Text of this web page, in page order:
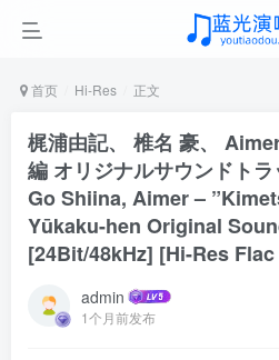
首页 Hi-Res 正文
梶浦由記、 椎名 豪、
編 オリジナルサウンドト
Go Shiina, Aimer –
Yūkaku-hen Original
[24Bit/48kHz] [Hi-Res
admin
1个月前发布